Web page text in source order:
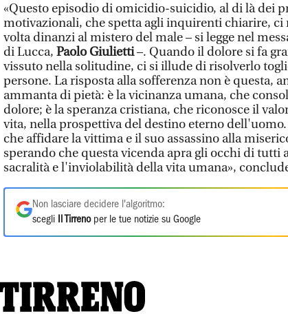
«Questo episodio di omicidio-suicidio, al di là dei
motivazionali, che spetta agli inquirenti chiarire, ci
volta dinanzi al mistero del male – si legge nel
di Lucca, Paolo Giulietti–. Quando il dolore si fa
vissuto nella solitudine, ci si illude di risolverlo
persone. La risposta alla sofferenza non è questa,
ammanta di pietà: è la vicinanza umana, che
dolore; è la speranza cristiana, che riconosce il
vita, nella prospettiva del destino eterno
che affidare la vittima e il suo assassino alla
sperando che questa vicenda apra gli occhi di tutti
sacralità e l'inviolabilità della vita umana»,
Non lasciare decidere l'algoritmo:
scegli
Il Tirrenoper le tue notizie su Google